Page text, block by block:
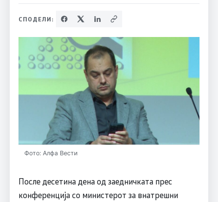
СПОДЕЛИ:
Фото: Алфа Вести
После десетина дена од заедничката прес
конференција со министерот за внатрешни